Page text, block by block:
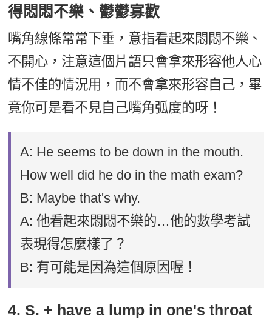
得悶悶不樂、鬱鬱寡歡
嘴角線條常常下垂，意指看起來悶悶不樂、
不開心，注意這個片語只會拿來形容他人心
情不佳的情況用，而不會拿來形容自己，畢
竟你可是看不見自己嘴角弧度的呀！
A: He seems to be down in the mouth.
How well did he do in the math exam?
B: Maybe that's why.
A: 他看起來悶悶不樂的…他的數學考試
表現得怎麼樣了？
B: 有可能是因為這個原因喔！
4. S. + have a lump in one's throat